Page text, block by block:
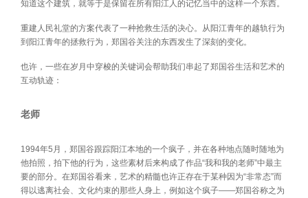
知道这个建筑，就等于是保留在所有阳江人的记忆当中的这样一个东西。
重建人民礼堂的方案代表了一种抢救生活的决心。从阳江青年的越轨行为
到阳江青年的拯救行为，郑国谷关注的东西发生了深刻的变化。
也许，一些在岁月中穿梭的关键词会帮助我们串起了郑国谷生活和艺术的
互动轨迹：
老师
1994年5月，郑国谷跟踪阳江本地的一个疯子，并在各种地点随时随地为
他拍照，拍下他的行为，这些素材后来构成了作品“我和我的老师”中最主
要的部分。在郑国谷看来，艺术的精髓也许正存在于某种因为“非常态”而
得以逃离社会、文化约束的那些人身上，例如这个疯子——郑国谷称之为